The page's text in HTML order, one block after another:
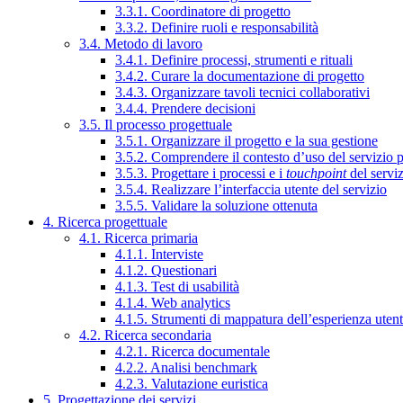
3.3.1. Coordinatore di progetto
3.3.2. Definire ruoli e responsabilità
3.4. Metodo di lavoro
3.4.1. Definire processi, strumenti e rituali
3.4.2. Curare la documentazione di progetto
3.4.3. Organizzare tavoli tecnici collaborativi
3.4.4. Prendere decisioni
3.5. Il processo progettuale
3.5.1. Organizzare il progetto e la sua gestione
3.5.2. Comprendere il contesto d’uso del servizio
3.5.3. Progettare i processi e i touchpointdel
3.5.4. Realizzare l’interfaccia utente del servizio
3.5.5. Validare la soluzione ottenuta
4. Ricerca progettuale
4.1. Ricerca primaria
4.1.1. Interviste
4.1.2. Questionari
4.1.3. Test di usabilità
4.1.4. Web analytics
4.1.5. Strumenti di mappatura dell’esperienza
4.2. Ricerca secondaria
4.2.1. Ricerca documentale
4.2.2. Analisi benchmark
4.2.3. Valutazione euristica
5. Progettazione dei servizi